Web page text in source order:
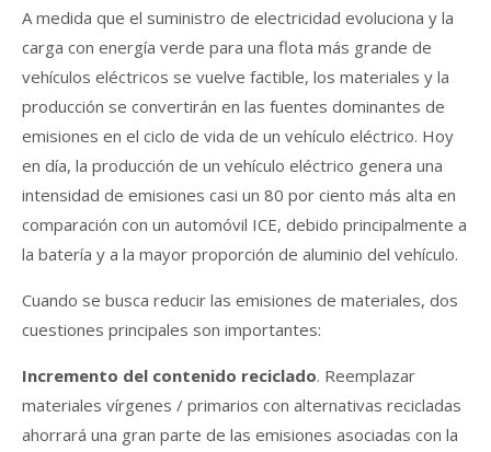
A medida que el suministro de electricidad evoluciona y la
carga con energía verde para una flota más grande de
vehículos eléctricos se vuelve factible, los materiales y la
producción se convertirán en las fuentes dominantes de
emisiones en el ciclo de vida de un vehículo eléctrico. Hoy
en día, la producción de un vehículo eléctrico genera una
intensidad de emisiones casi un 80 por ciento más alta en
comparación con un automóvil ICE, debido principalmente a
la batería y a la mayor proporción de aluminio del vehículo.
Cuando se busca reducir las emisiones de materiales, dos
cuestiones principales son importantes:
Incremento del contenido reciclado. Reemplazar
materiales vírgenes / primarios con alternativas recicladas
ahorrará una gran parte de las emisiones asociadas con la